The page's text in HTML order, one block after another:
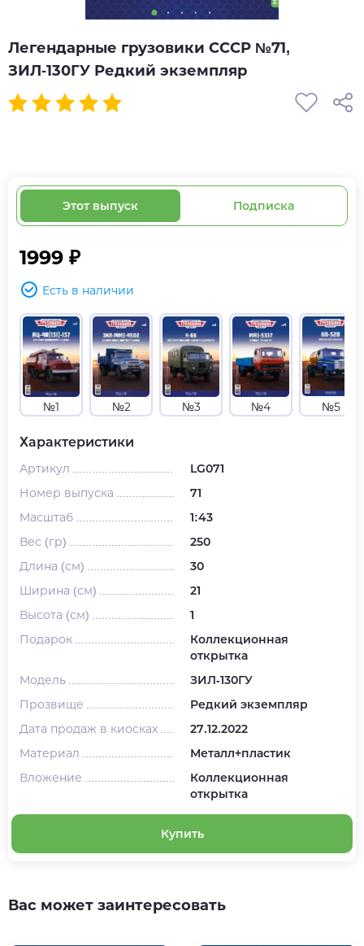
Легендарные грузовики СССР №71,
ЗИЛ-130ГУ Редкий экземпляр
Этот выпуск Подписка
1999 ₽
Есть в наличии
№1 №2 №3 №4 №5
Характеристики
Артикул
LG071
Номер выпуска
71
Масштаб
1:43
Вес (гр)
250
Длина (см)
30
Ширина (см)
21
Высота (см)
1
Подарок
Коллекционная
открытка
Модель
ЗИЛ-130ГУ
Прозвище
Редкий экземпляр
Дата продаж в киосках
27.12.2022
Материал
Металл+пластик
Вложение
Коллекционная
открытка
Купить
Вас может заинтересовать